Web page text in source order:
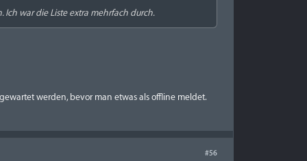
Ich war die Liste extra mehrfach durch.
werden, bevor man etwas als offline meldet.
#56